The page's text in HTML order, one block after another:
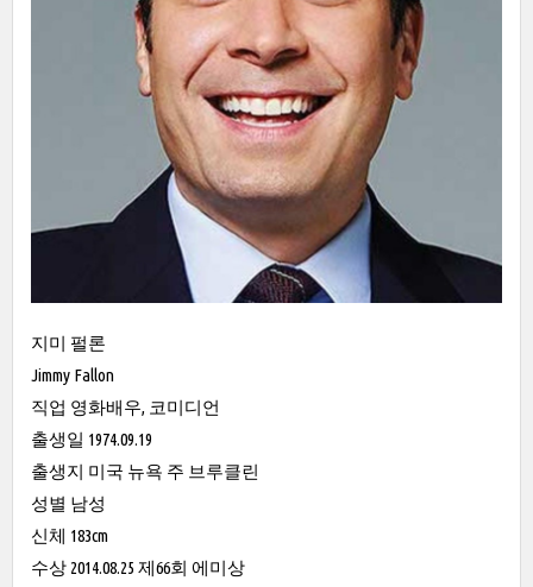
지미 펄론
Jimmy Fallon
직업 영화배우, 코미디언
출생일 1974.09.19
출생지 미국 뉴욕 주 브루클린
성별 남성
신체 183cm
수상 2014.08.25 제66회 에미상